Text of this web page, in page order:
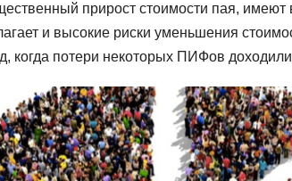
прирост стоимости пая, имеют
и высокие риски уменьшения
когда потери некоторых ПИФов